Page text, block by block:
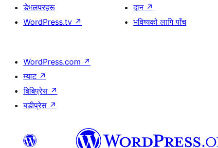
डेभलपरहरू
WordPress.tv ↗
दान ↗
भविष्यको लागि पाँच
WordPress.com ↗
म्याट ↗
बिबिप्रेस ↗
बडीप्रेस ↗